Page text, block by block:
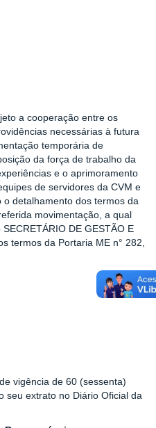
a cooperação entre os
necessárias à futura
temporária de
da força de trabalho da
e o aprimoramento
de servidores da CVM e
detalhamento dos termos da
movimentação, a qual
DE GESTÃO E
termos da Portaria ME n° 282,
vigência de 60 (sessenta)
seu extrato no Diário Oficial da